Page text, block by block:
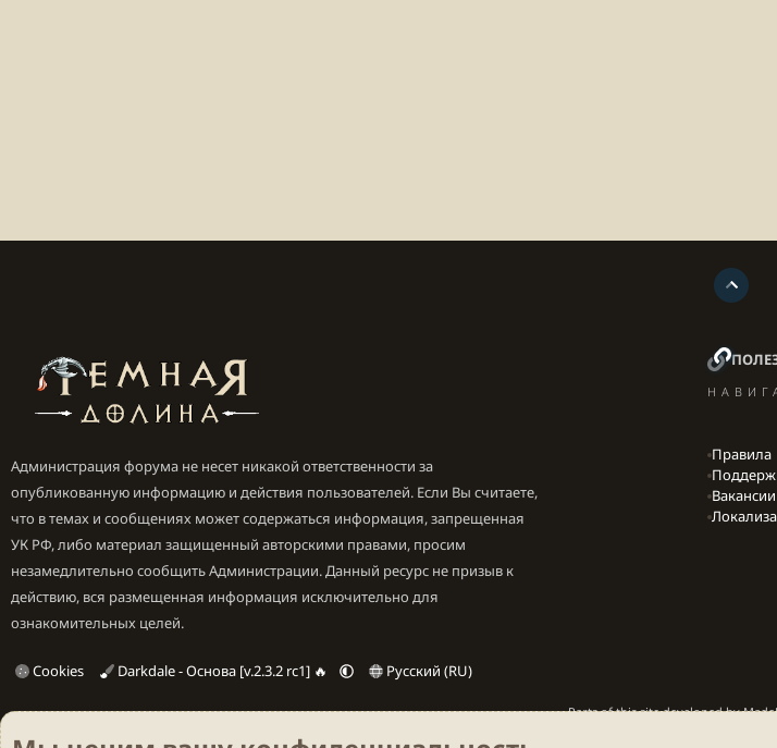
Администрация форума не несет никакой ответственности за
опубликованную информацию и действия пользователей. Если Вы считаете,
что в темах и сообщениях может содержаться информация, запрещенная
УК РФ, либо материал защищенный авторскими правами, просим
незамедлительно сообщить Администрации. Данный ресурс не призыв к
действию, вся размещенная информация исключительно для
ознакомительных целей.
Правила
Вакансии
Cookies Darkdale - Основа [v.2.3.2 rc1] 🔥 Русский (RU)
Parts of this site developed by